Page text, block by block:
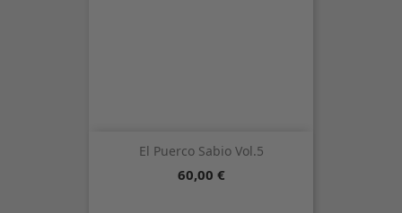
El Puerco Sabio Vol.5
Precio
60,00 €